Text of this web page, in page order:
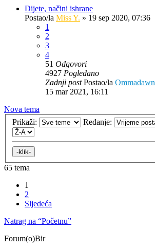
Dijete, načini ishrane
Postao/la Miss Y. » 19 sep 2020, 07:36
1
2
3
4
51 Odgovori
4927 Pogledano
Zadnji postPostao/la Ommadawn
15 mar 2021, 16:11
Nova tema
Prikaži:
Redanje:
65 tema
1
2
Sljedeća
Natrag na “Početnu”
Forum(o)Bir